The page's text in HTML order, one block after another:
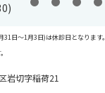
日〜1月3日)は休診日となります。
岩切字稲荷21